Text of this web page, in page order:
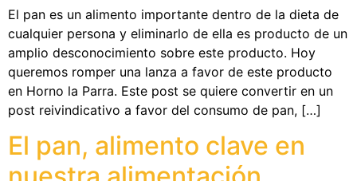
El pan es un alimento importante dentro de la dieta de
cualquier persona y eliminarlo de ella es producto de un
amplio desconocimiento sobre este producto. Hoy
queremos romper una lanza a favor de este producto
en Horno la Parra. Este post se quiere convertir en un
post reivindicativo a favor del consumo de pan, […]
El pan, alimento clave en